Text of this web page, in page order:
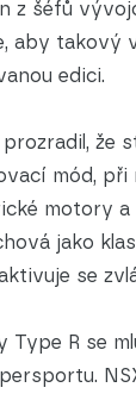
z šéfů
aby takový
edici.
že
mód, při
motory a
jako
se
Type R se